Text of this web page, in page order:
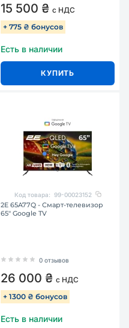
15 500 ₴ с НДС
+ 775 ₴ бонусов
Есть в наличии
КУПИТЬ
Код товара: 99-00023152
2E 65A77Q - Смарт-телевизор
65″ Google TV
0 отзывов
26 000 ₴ с НДС
+ 1300 ₴ бонусов
Есть в наличии